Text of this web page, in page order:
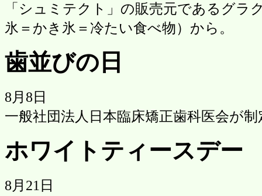
「シュミテクト」の販売元であるグラ
氷＝かき氷＝冷たい食べ物）から。
歯並びの日
8月8日
一般社団法人日本臨床矯正歯科医会が
ホワイトティースデー
8月21日